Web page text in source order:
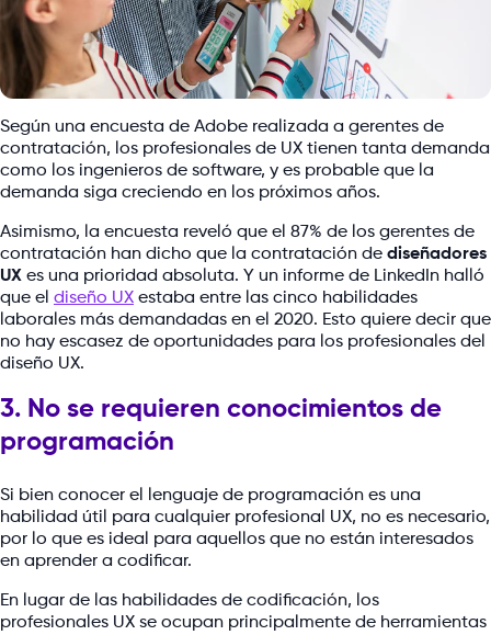
Según una encuesta de Adobe realizada a gerentes de
contratación, los profesionales de UX tienen tanta demanda
como los ingenieros de software, y es probable que la
demanda siga creciendo en los próximos años.
Asimismo, la encuesta reveló que el 87% de los gerentes de
contratación han dicho que la contratación de diseñadores
UX es una prioridad absoluta. Y un informe de LinkedIn halló
que el diseño UX estaba entre las cinco habilidades
laborales más demandadas en el 2020. Esto quiere decir que
no hay escasez de oportunidades para los profesionales del
diseño UX.
3. No se requieren conocimientos de
programación
Si bien conocer el lenguaje de programación es una
habilidad útil para cualquier profesional UX, no es necesario,
por lo que es ideal para aquellos que no están interesados
en aprender a codificar.
En lugar de las habilidades de codificación, los
profesionales UX se ocupan principalmente de herramientas